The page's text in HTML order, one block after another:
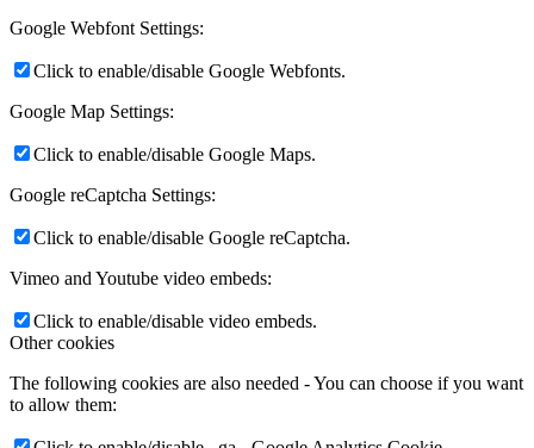
Google Webfont Settings:
Click to enable/disable Google Webfonts.
Google Map Settings:
Click to enable/disable Google Maps.
Google reCaptcha Settings:
Click to enable/disable Google reCaptcha.
Vimeo and Youtube video embeds:
Click to enable/disable video embeds.
Other cookies
The following cookies are also needed - You can choose if you want
to allow them: